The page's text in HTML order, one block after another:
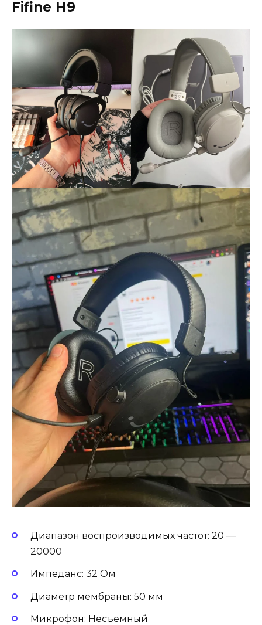
Fifine H9
Диапазон воспроизводимых частот: 20 —
20000
Импеданс: 32 Ом
Диаметр мембраны: 50 мм
Микрофон: Несъемный